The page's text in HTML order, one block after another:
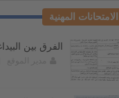
الامتحانات المهنية
الفرق بين